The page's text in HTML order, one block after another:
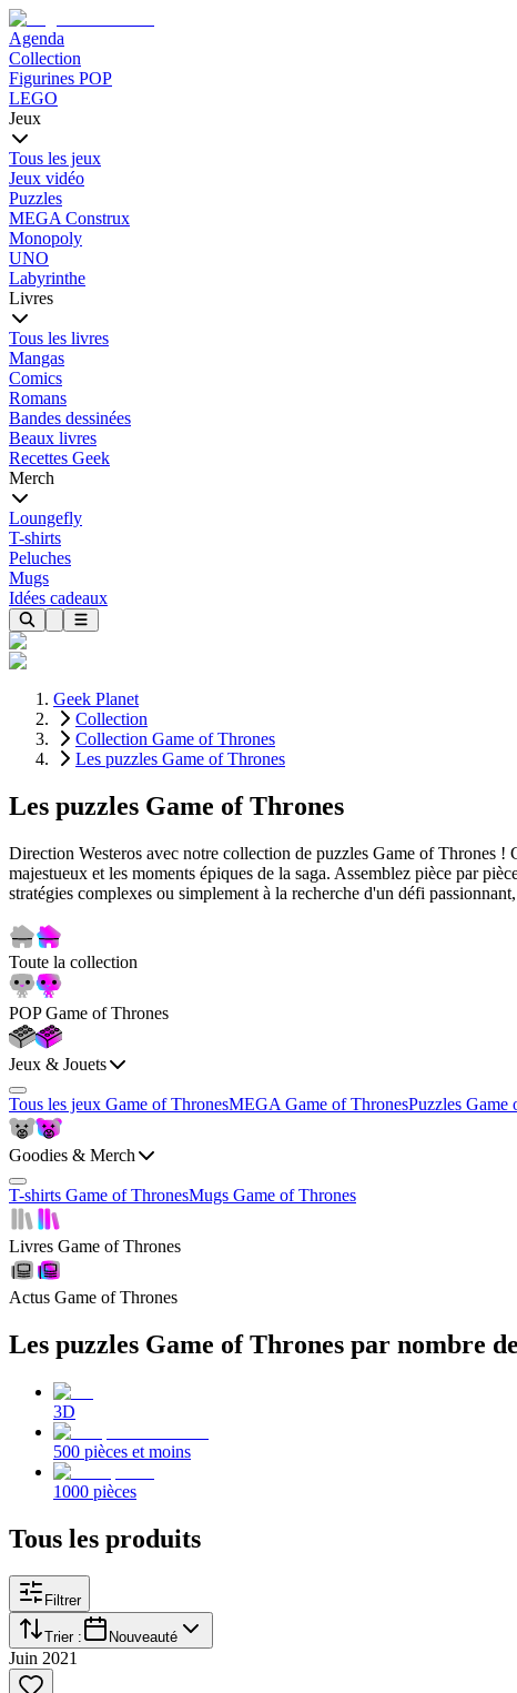
Agenda
Collection
Figurines POP
LEGO
Jeux
Tous les jeux
Jeux vidéo
Puzzles
MEGA Construx
Monopoly
UNO
Labyrinthe
Livres
Tous les livres
Mangas
Comics
Romans
Bandes dessinées
Beaux livres
Recettes Geek
Merch
Loungefly
T-shirts
Peluches
Mugs
Idées cadeaux
Geek Planet
Collection
Collection Game of Thrones
Les puzzles Game of Thrones
Les puzzles Game of Thrones
Direction Westeros avec notre collection de puzzles Game of Thrones !
majestueux et les moments épiques de la saga. Assemblez pièce par
stratégies complexes ou simplement à la recherche d'un défi
Toute la collection
POP Game of Thrones
Jeux & Jouets
Tous les jeux Game of ThronesMEGA Game of ThronesPuzzles Game
Goodies & Merch
T-shirts Game of ThronesMugs Game of Thrones
Livres Game of Thrones
Actus Game of Thrones
Les puzzles Game of Thrones par nombre
3D
500 pièces et moins
1000 pièces
Tous les produits
Filtrer
Trier : Nouveauté
Juin 2021